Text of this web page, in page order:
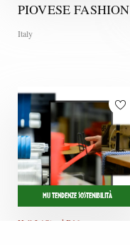
PIOVESE FASHION
Italy
MU TENDENZE SOSTENIBILITÀ
Hall 3 / Stand B16